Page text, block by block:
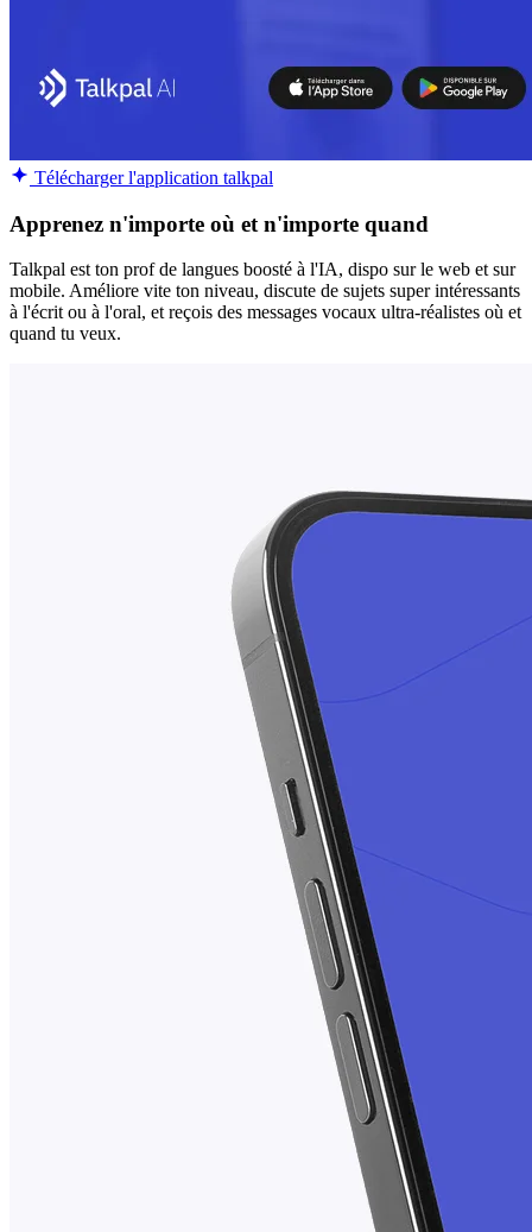
Télécharger l'application talkpal
Apprenez n'importe où et n'importe quand
Talkpal est ton prof de langues boosté à l'IA, dispo sur le web et sur
mobile. Améliore vite ton niveau, discute de sujets super intéressants
à l'écrit ou à l'oral, et reçois des messages vocaux ultra-réalistes où et
quand tu veux.